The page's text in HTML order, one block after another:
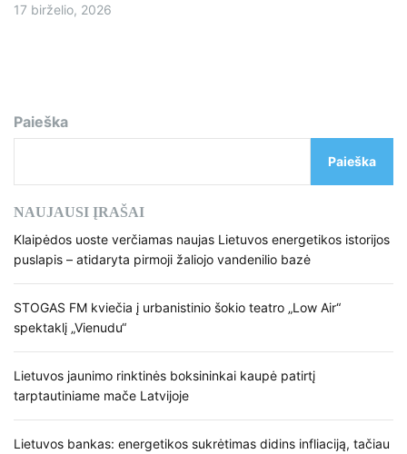
17 birželio, 2026
Paieška
Paieška
NAUJAUSI ĮRAŠAI
Klaipėdos uoste verčiamas naujas Lietuvos energetikos istorijos
puslapis – atidaryta pirmoji žaliojo vandenilio bazė
STOGAS FM kviečia į urbanistinio šokio teatro „Low Air“
spektaklį „Vienudu“
Lietuvos jaunimo rinktinės boksininkai kaupė patirtį
tarptautiniame mače Latvijoje
Lietuvos bankas: energetikos sukrėtimas didins infliaciją, tačiau